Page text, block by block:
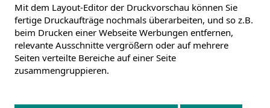
Mit dem Layout-Editor der Druckvorschau können Sie
fertige Druckaufträge nochmals überarbeiten, und so z.B.
beim Drucken einer Webseite Werbungen entfernen,
relevante Ausschnitte vergrößern oder auf mehrere
Seiten verteilte Bereiche auf einer Seite
zusammengruppieren.